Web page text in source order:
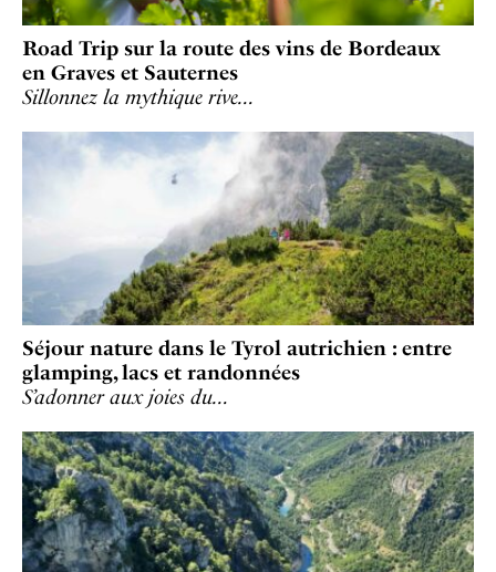
Road Trip sur la route des vins de Bordeaux
en Graves et Sauternes
Sillonnez la mythique rive…
Séjour nature dans le Tyrol autrichien : entre
glamping, lacs et randonnées
S’adonner aux joies du…